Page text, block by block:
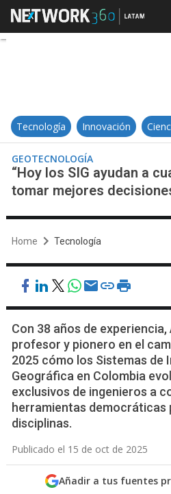
“Hoy
Tecnología Innovación
GEOTECNOLOGÍA
“Hoy los SIG ayudan a
tomar mejores
Home Tecnología
Con 38 años de
profesor y pionero en el
2025 cómo los Sistemas de
Geográfica en Colombia
exclusivos de ingenieros a
herramientas democráticas
disciplinas.
Publicado el 15 de oct de 2025
Añadir a tus fuentes